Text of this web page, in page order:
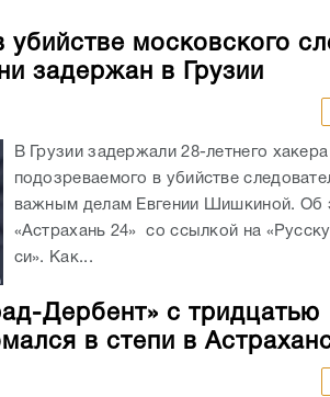
убийстве московского
задержан в Грузии
В Грузии задержали 28-летнего
подозреваемого в убийстве
важным делам Евгении Шишкиной. Об
«Астрахань 24» со ссылкой на
си». Как...
Дербент» с тридцатью
в степи в